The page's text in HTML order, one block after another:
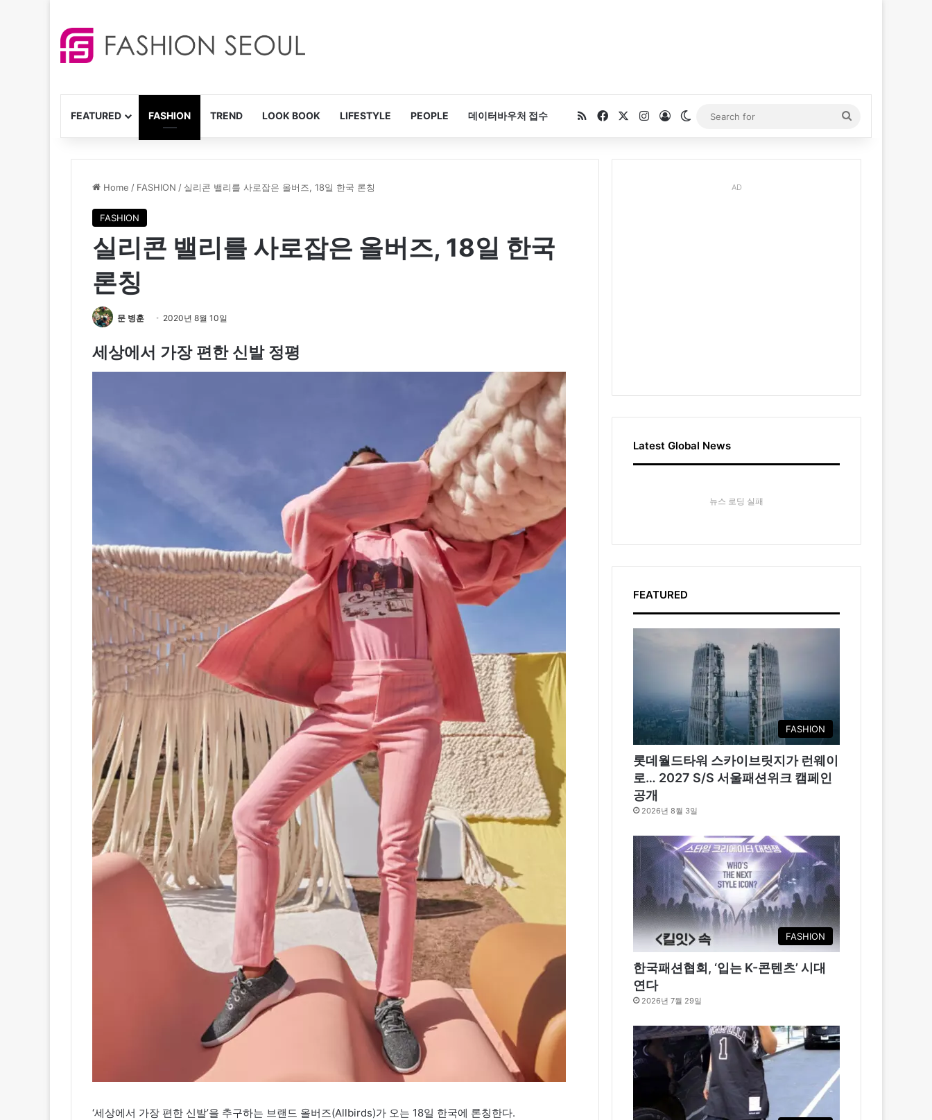
FEATURED FASHION TREND LOOK BOOK LIFESTYLE PEOPLE 데이터바우처 접수 RSSFacebookInstagram
Log InSwitch skin
for
Home / FASHION / 실리콘 밸리를 사로잡은 올버즈, 18일 한국 론칭
FASHION
실리콘 밸리를 사로잡은 올버즈, 18일 한국
론칭
문 병훈 2020년 8월 10일
세상에서 가장 편한 신발 정평
‘세상에서 가장 편한 신발’을 추구하는 브랜드 올버즈(Allbirds)가 오는 18일 한국에 론칭한다.
AD
Latest Global News
뉴스 로딩 실패
FEATURED
FASHION
롯데월드타워 스카이브릿지가 런웨이
로… 2027 S/S 서울패션위크 캠페인
공개
2026년 8월 3일
FASHION
한국패션협회, ‘입는 K-콘텐츠’ 시대
연다
2026년 7월 29일